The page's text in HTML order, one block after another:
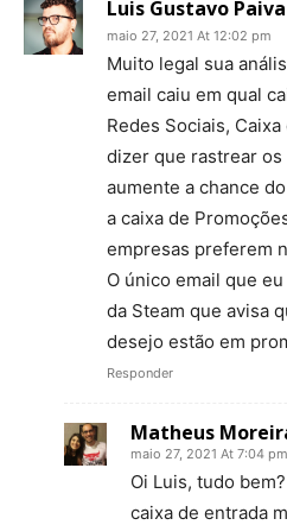
Luis Gustavo Paiva
maio 27, 2021 At 12:02 pm
Muito legal sua
email caiu em qual
Redes Sociais,
dizer que rastrear
aumente a chance
a caixa de
empresas preferem
O único email que
da Steam que avisa
desejo estão em
Responder
Matheus
maio 27, 2021 At 7:04 pm
Oi Luis, tudo
caixa de entrada